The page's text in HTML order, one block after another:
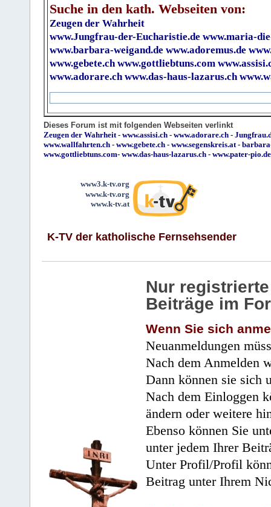
Suche in den kath. Webseiten von:
Zeugen der Wahrheit
www.Jungfrau-der-Eucharistie.de www.maria-
www.barbara-weigand.de www.adoremus.de
www.gebete.ch www.gottliebtuns.com
www.adorare.ch www.das-haus-lazarus.ch
Dieses Forum ist mit folgenden Webseiten verlinkt
Zeugen der Wahrheit- www.assisi.ch - www.adorare.ch -
www.wallfahrten.ch - www.gebete.ch - www.segenskreis.at-
www.gottliebtuns.com- www.das-haus-lazarus.ch - www.pater-pio.de
www3.k-tv.org
www.k-tv.org
www.k-tv.at
K-TV der katholische Fernsehsender
Nur
Beiträge im
Wenn Sie sich
Neuanmeldungen
Nach dem Anmelden
Dann können sie sich
Nach dem Einloggen
ändern oder weitere
Ebenso können Sie
unter jedem Ihrer
Unter Profil/Profil
Beitrag unter Ihrem